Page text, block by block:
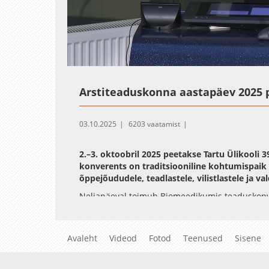
Loaded:
0.11%
Arstiteaduskonna aastapäev 2025
03.10.2025 6203 vaatamist
2.–3. oktoobril 2025 peetakse Tartu Ülikooli
konverents on traditsiooniline kohtumispaik
õppejõududele, teadlastele, vilistlastele ja
Neljapäeval toimub Biomeedikumis
Avaleht Videod Fotod Teenused Sisene